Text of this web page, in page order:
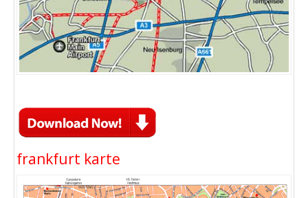
frankfurt karte